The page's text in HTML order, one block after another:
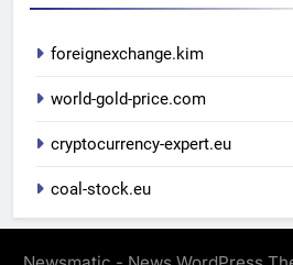
foreignexchange.kim
world-gold-price.com
cryptocurrency-expert.eu
coal-stock.eu